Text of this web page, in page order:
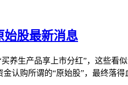
始股最新消息
养生产品享上市分红”，这些看
认购所谓的“原始股”，最终落